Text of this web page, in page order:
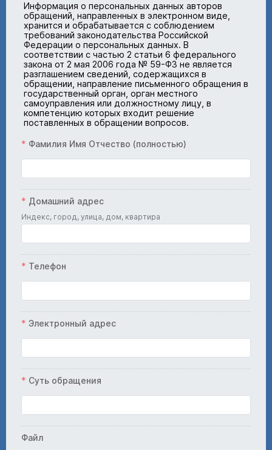
Информация о персональных данных авторов
обращений, направленных в электронном виде,
хранится и обрабатывается с соблюдением
требований законодательства Российской
Федерации о персональных данных. В
соответствии с частью 2 статьи 6 федерального
закона от 2 мая 2006 года № 59-ФЗ не является
разглашением сведений, содержащихся в
обращении, направление письменного обращения в
государственный орган, орган местного
самоуправления или должностному лицу, в
компетенцию которых входит решение
поставленных в обращении вопросов.
Фамилия Имя Отчество (полностью)
Домашний адрес
Индекс, город, улица, дом, квартира
Телефон
Электронный адрес
Суть обращения
Файл